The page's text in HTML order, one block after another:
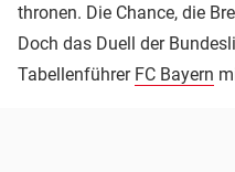
thronen. Die Chance, die
Doch das Duell der
Tabellenführer FC Bayern